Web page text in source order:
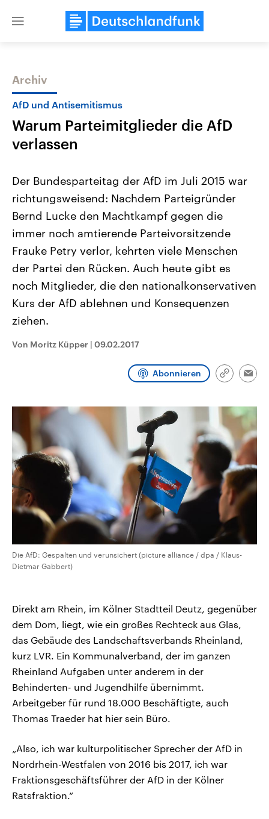
Close
Themen
Landtagswahl Sachsen-Anhalt
2026
Alle Informationen
Sachsen-Anhalt wählt am 6.
September 2026 einen neuen
Landtag. Seit 2021 wird das
Bundesland von einer Koalition aus
Umfragen, Prognosen,
Wahlprogramme, aktuelle Berichte
und Hintergründe zu den Parteien
und Kandidaten der anstehenden
Wahl.
USA
Aktuelle Beiträge,
Hintergründe
Wirtschaftlich und
gehören die Vereinigten
den mächtigsten Ländern
mit großem Einfluss auf
aktuelle Weltgeschehen.
Sendungen Programm Podcasts
Archiv
AfD und Antisemitismus
Warum Parteimitglieder die AfD
verlassen
Der Bundesparteitag der AfD im Juli 2015 war
richtungsweisend: Nachdem Parteigründer
Bernd Lucke den Machtkampf gegen die
immer noch amtierende Parteivorsitzende
Frauke Petry verlor, kehrten viele Menschen
der Partei den Rücken. Auch heute gibt es
noch Mitglieder, die den nationalkonservativen
Kurs der AfD ablehnen und Konsequenzen
ziehen.
Von Moritz Küpper | 09.02.2017
Abonnieren
Link
Die AfD: Gespalten und verunsichert (picture alliance / dpa / Klaus-
Dietmar Gabbert)
Direkt am Rhein, im Kölner Stadtteil Deutz, gegenüber
dem Dom, liegt, wie ein großes Rechteck aus Glas,
das Gebäude des Landschaftsverbands Rheinland,
kurz LVR. Ein Kommunalverband, der im ganzen
Rheinland Aufgaben unter anderem in der
Behinderten- und Jugendhilfe übernimmt.
Arbeitgeber für rund 18.000 Beschäftigte, auch
Thomas Traeder hat hier sein Büro.
„Also, ich war kulturpolitischer Sprecher der AfD in
Nordrhein-Westfalen von 2016 bis 2017, ich war
Fraktionsgeschäftsführer der AfD in der Kölner
Ratsfraktion.“